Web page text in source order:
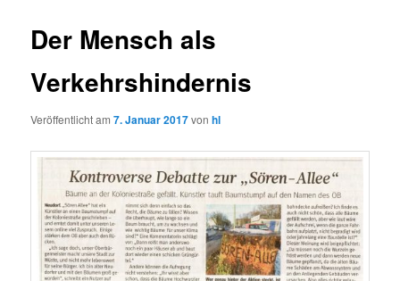
Der Mensch als
Verkehrshindernis
Veröffentlicht am7. Januar 2017vonhl